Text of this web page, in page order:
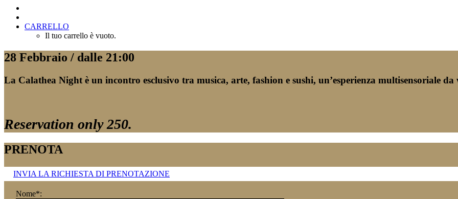
CARRELLO
Il tuo carrello è vuoto.
28 Febbraio / dalle 21:00
La Calathea Night è un incontro esclusivo tra musica, arte, fashion e sushi, un’esperienza multisensoriale da
Reservation only 250.
PRENOTA
INVIA LA RICHIESTA DI PRENOTAZIONE
Nome*: